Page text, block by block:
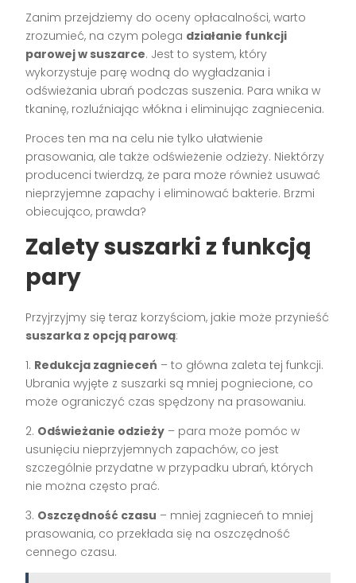
Zanim przejdziemy do oceny opłacalności, warto
zrozumieć, na czym polega działanie funkcji
parowej w suszarce. Jest to system, który
wykorzystuje parę wodną do wygładzania i
odświeżania ubrań podczas suszenia. Para wnika w
tkaninę, rozluźniając włókna i eliminując zagniecenia.
Proces ten ma na celu nie tylko ułatwienie
prasowania, ale także odświeżenie odzieży. Niektórzy
producenci twierdzą, że para może również usuwać
nieprzyjemne zapachy i eliminować bakterie. Brzmi
obiecująco, prawda?
Zalety suszarki z funkcją
pary
Przyjrzyjmy się teraz korzyściom, jakie może przynieść
suszarka z opcją parową:
1. Redukcja zagnieceń – to główna zaleta tej funkcji.
Ubrania wyjęte z suszarki są mniej pogniecione, co
może ograniczyć czas spędzony na prasowaniu.
2. Odświeżanie odzieży – para może pomóc w
usunięciu nieprzyjemnych zapachów, co jest
szczególnie przydatne w przypadku ubrań, których
nie można często prać.
3. Oszczędność czasu – mniej zagnieceń to mniej
prasowania, co przekłada się na oszczędność
cennego czasu.